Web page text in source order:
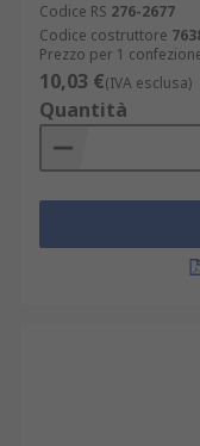
Codice RS 276-2677
Codice costruttore
Prezzo per 1
10,03 €(IVA esclusa)
Quantità